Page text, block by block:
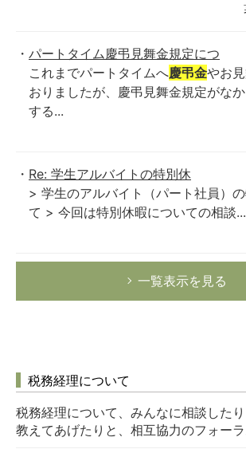
パートタイム慶弔見舞金規定につ
これまでパートタイムへ慶弔金やお
おりましたが、慶弔見舞金規定がな
する...
Re: 学生アルバイトの特別休
> 学生のアルバイト（パート社員）
て > 今回は特別休暇についての相談...
一覧表示を見る
税務経理について
税務経理について、みんなに相談した
教えてあげたりと、相互協力のフォーラ